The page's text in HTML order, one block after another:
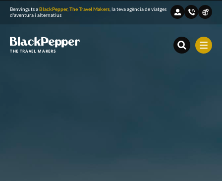
Benvinguts aBlackPepper, The Travel Makers , la teva agència de viatges
d'aventura i alternatius
THE TRAVEL MAKERS